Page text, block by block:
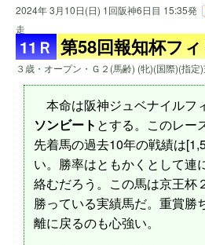
2024年 3月10日(日) 1回阪神6日目 15:35発
走
11Ｒ 第58回報知杯フ
３歳・オープン・Ｇ２(馬齢) (牝)(国際)(指
本命は阪神ジュベナイルフ
ソンビート とする。このレー
先着馬の過去10年の戦績は
い。勝率はともかくとして連
絡むだろう。この馬は京王杯
勝っている実績馬だ。重賞勝
離に戻るのも心強い。